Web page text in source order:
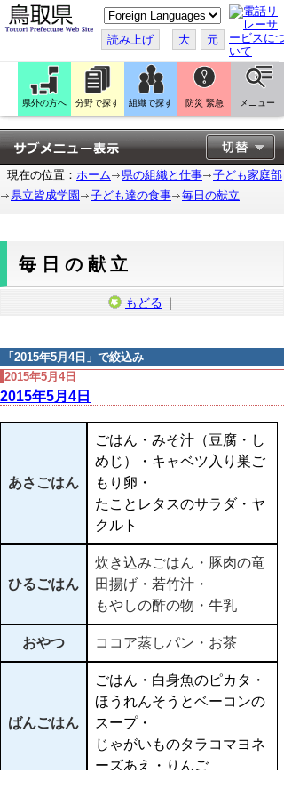
こ
の
ペ
ー
ジ
翻
訳
す
る
読み上げ 大 元
県外の方へ 分野で探す 組織で探す 防災 緊急 メニュー
現在の位置： ホーム 県の組織と仕事
子ども家庭部
県立皆成学園
子ども達の食事 毎日の献立
毎日の献立
もどる ｜
「 2015年5月4日 」で絞込み
2015年5月4日
2015年5月4日
あさごはん
ごはん・みそ汁（豆腐・し
めじ）・キャベツ入り巣ご
もり卵・
たことレタスのサラダ・ヤ
クルト
ひるごはん
炊き込みごはん・豚肉の竜
田揚げ・若竹汁・
もやしの酢の物・牛乳
おやつ ココア蒸しパン・お茶
ばんごはん
ごはん・白身魚のピカタ・
ほうれんそうとベーコンの
スープ・
じゃがいものタラコマヨネ
ーズあえ・りんご